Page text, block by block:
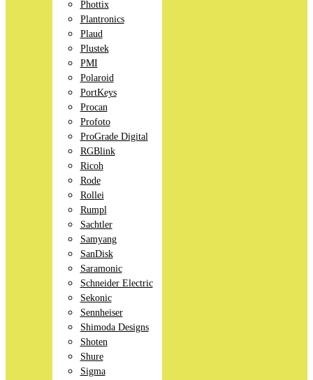
Phottix
Plantronics
Plaud
Plustek
PMI
Polaroid
PortKeys
Procan
Profoto
ProGrade Digital
RGBlink
Ricoh
Rode
Rollei
Rumpl
Sachtler
Samyang
SanDisk
Saramonic
Schneider Electric
Sekonic
Sennheiser
Shimoda Designs
Shoten
Shure
Sigma